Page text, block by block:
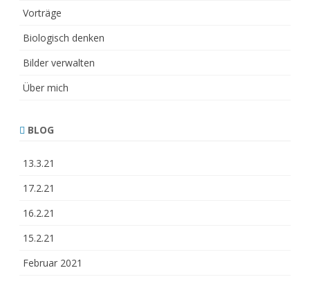
Vorträge
Biologisch denken
Bilder verwalten
Über mich
BLOG
13.3.21
17.2.21
16.2.21
15.2.21
Februar 2021